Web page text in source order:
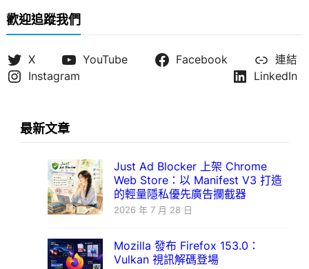
歡迎追蹤我們
X YouTube Facebook
連結
Instagram
LinkedIn
最新文章
Just Ad Blocker 上架 Chrome
Web Store：以 Manifest V3 打造
的輕量隱私優先廣告攔截器
2026 年 7 月 28 日
Mozilla 發布 Firefox 153.0：
Vulkan 視訊解碼登場